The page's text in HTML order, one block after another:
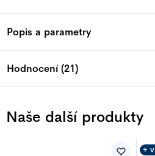
Popis a parametry
Hodnocení (21)
Naše další produkty
+